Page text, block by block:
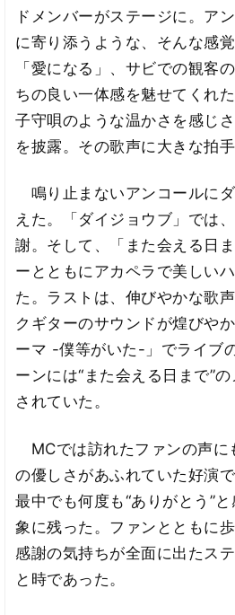
ドメンバーがステージに。ア
に寄り添うような、そんな感
「愛になる」、サビでの観客
ちの良い一体感を魅せてくれ
子守唄のような温かさを感じ
を披露。その歌声に大きな拍手
鳴り止まないアンコールに
えた。「ダイジョウブ」では
謝。そして、「また会える日
ーとともにアカペラで美しい
た。ラストは、伸びやかな歌
クギターのサウンドが煌びや
ーマ -僕等がいた-」でライブ
ーンには“また会える日まで”
されていた。
MCでは訪れたファンの声に
の優しさがあふれていた好演
最中でも何度も“ありがとう”
象に残った。ファンとともに
感謝の気持ちが全面に出たス
と時であった。